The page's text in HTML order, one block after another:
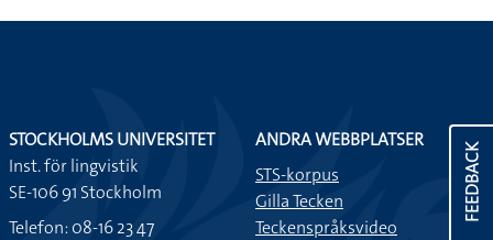
FEEDBACK
STOCKHOLMS UNIVERSITET
Inst. för lingvistik
SE-106 91 Stockholm
Telefon: 08-16 23 47
ANDRA WEBBPLATSER
STS-korpus
Gilla Tecken
Teckenspråksvideo